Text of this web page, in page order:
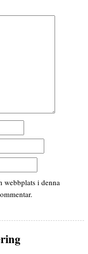
webbplats i denna